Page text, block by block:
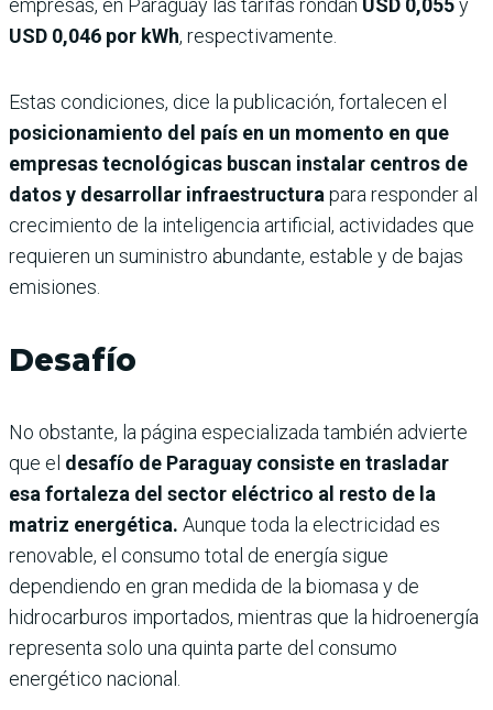
empresas, en Paraguay las tarifas rondan USD 0,055y
USD 0,046 por kWh, respectivamente.
Estas condiciones, dice la publicación, fortalecen el
posicionamiento del país en un momento en que
empresas tecnológicas buscan instalar centros de
datos y desarrollar infraestructurapara responder al
crecimiento de la inteligencia artificial, actividades que
requieren un suministro abundante, estable y de bajas
emisiones.
Desafío
No obstante, la página especializada también advierte
que el desafío de Paraguay consiste en trasladar
esa fortaleza del sector eléctrico al resto de la
matriz energética. Aunque toda la electricidad es
renovable, el consumo total de energía sigue
dependiendo en gran medida de la biomasa y de
hidrocarburos importados, mientras que la hidroenergía
representa solo una quinta parte del consumo
energético nacional.